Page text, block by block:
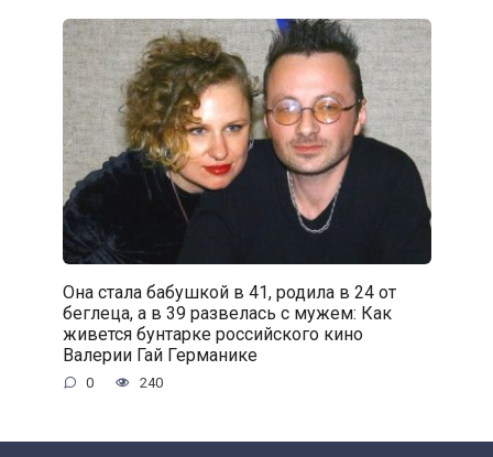
Она стала бабушкой в 41, родила в 24 от
беглеца, а в 39 развелась с мужем: Как
живется бунтарке российского кино
Валерии Гай Германике
0 240